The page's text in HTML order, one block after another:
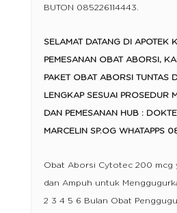
BUTON 085226114443.
SELAMAT DATANG DI APOTEK
PEMESANAN OBAT ABORSI,
PAKET OBAT ABORSI TUNTAS
LENGKAP SESUAI PROSEDUR
DAN PEMESANAN HUB :
MARCELIN SP.OG WHATAPPS
Obat Aborsi Cytotec 200 mcg
dan Ampuh untuk
2 3 4 5 6 Bulan Obat